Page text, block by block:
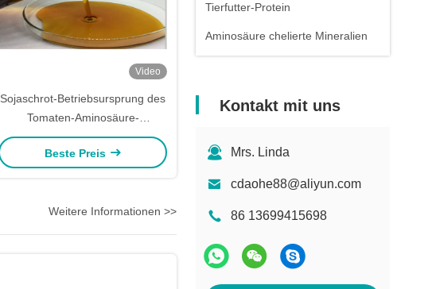
Tierfutter-Protein
Aminosäure chelierte Mineralien
Kontakt mit uns
Mrs. Linda
cdaohe88@aliyun.com
86 13699415698
Video
Sojaschrot-Betriebsursprung des
Tomaten-Aminosäure-
Flüssigdünger-50% organischer
Beste Preis
Weitere Informationen >>